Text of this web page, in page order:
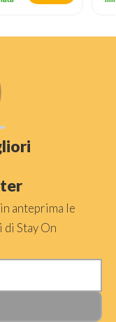
anteprima le
Stay On